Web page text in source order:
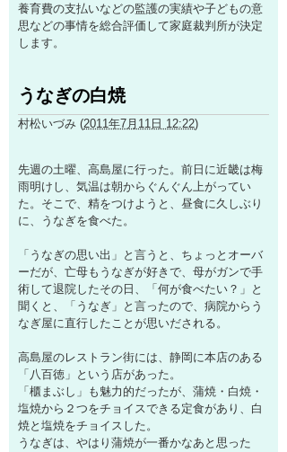
養育費の支払いなどの監護の実績や子どもの意
思などの事情を総合評価して家庭裁判所が決定
します。
うなぎの白焼
村松いづみ (2011年7月11日 12:22)
先週の土曜、高島屋に行った。前日に近畿は梅
雨明けし、気温は朝からぐんぐん上がってい
た。そこで、精をつけようと、昼食に久しぶり
に、うなぎを食べた。
「うなぎの思い出」と言うと、ちょっとオーバ
ーだが、亡母もうなぎが好きで、母がガンで手
術して退院したその日、「何が食べたい？」と
聞くと、「うなぎ」と言ったので、病院からう
なぎ屋に直行したことが思いだされる。
高島屋のレストラン街には、静岡に本店のある
「八百徳」という店があった。
「櫃まぶし」も魅力的だったが、蒲焼・白焼・
塩焼から２つをチョイスできる定食があり、白
焼と塩焼をチョイスした。
うなぎは、やはり蒲焼が一番かなあと思った